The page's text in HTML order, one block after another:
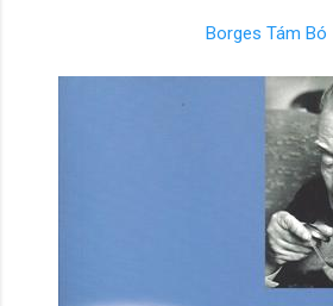
Borges Tám Bó